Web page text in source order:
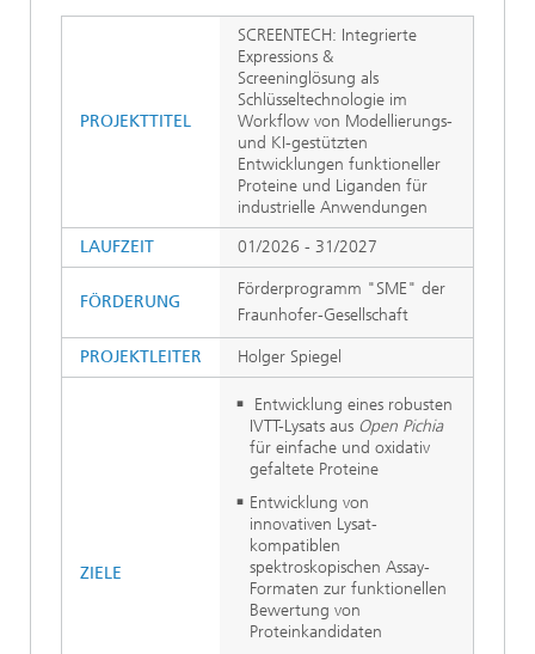
PROJEKTTITEL
SCREENTECH: Integrierte
Expressions &
Screeninglösung als
Schlüsseltechnologie im
Workflow von Modellierungs-
und KI-gestützten
Entwicklungen funktioneller
Proteine und Liganden für
industrielle Anwendungen
LAUFZEIT
01/2026 - 31/2027
FÖRDERUNG
Förderprogramm "SME" der
Fraunhofer-Gesellschaft
PROJEKTLEITER Holger Spiegel
ZIELE
Entwicklung eines robusten
IVTT-Lysats aus Open Pichia
für einfache und oxidativ
gefaltete Proteine
Entwicklung von
innovativen Lysat-
kompatiblen
spektroskopischen Assay-
Formaten zur funktionellen
Bewertung von
Proteinkandidaten